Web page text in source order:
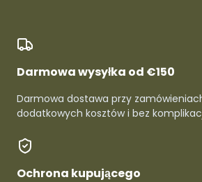
Darmowa wysyłka od €150
Darmowa dostawa przy
dodatkowych kosztów i bez
Ochrona kupującego